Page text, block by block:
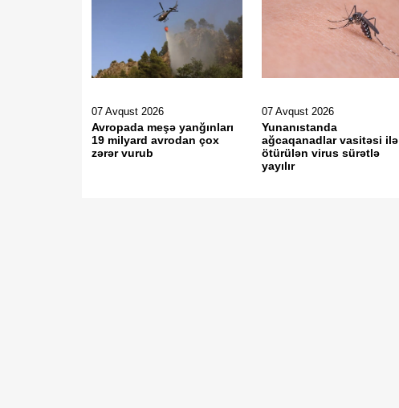
07 Avqust 2026
Avropada meşə yanğınları
19 milyard avrodan çox
zərər vurub
07 Avqust 2026
Yunanıstanda
ağcaqanadlar vasitəsi ilə
ötürülən virus sürətlə
yayılır